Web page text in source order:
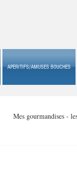
APERITIFS/AMUSES BOUCHES
Mes gourmandises -